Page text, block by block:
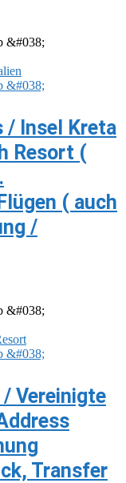
/ Insel Kreta
Resort (
( auch
/
/ Vereinigte
Transfer